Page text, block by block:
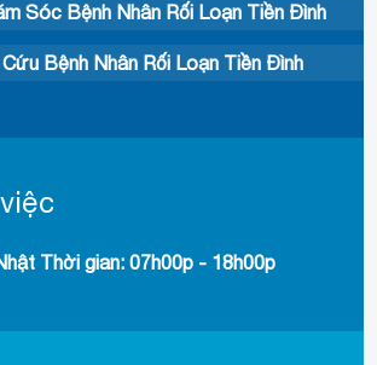
Sóc Bệnh Nhân Rối Loạn Tiền Đình
Bệnh Nhân Rối Loạn Tiền Đình
Thời gian: 07h00p - 18h00p